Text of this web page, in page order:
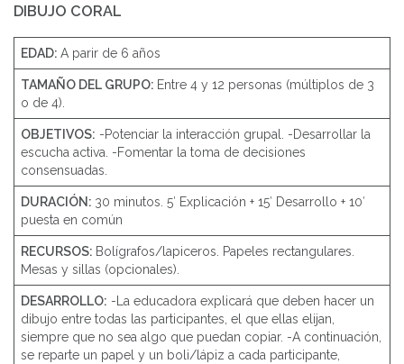
DIBUJO CORAL
EDAD: A parir de 6 años
TAMAÑO DEL GRUPO: Entre 4 y 12 personas (múltiplos de 3
o de 4).
OBJETIVOS: -Potenciar la interacción grupal. -Desarrollar la
escucha activa. -Fomentar la toma de decisiones
consensuadas.
DURACIÓN: 30 minutos. 5′ Explicación + 15′ Desarrollo + 10′
puesta en común
RECURSOS: Bolígrafos/lapiceros. Papeles rectangulares.
Mesas y sillas (opcionales).
DESARROLLO: -La educadora explicará que deben hacer un
dibujo entre todas las participantes, el que ellas elijan,
siempre que no sea algo que puedan copiar. -A continuación,
se reparte un papel y un boli/lápiz a cada participante,